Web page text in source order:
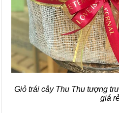
Giỏ trái cây Thu Thu tượng
giá